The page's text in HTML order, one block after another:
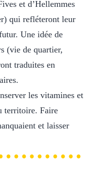
et d’Hellemmes
qui refléteront leur
Une idée de
(vie de quartier,
traduites en
les vitamines et
territoire. Faire
et laisser
● ● ● ● ● ● ● ● ● ●